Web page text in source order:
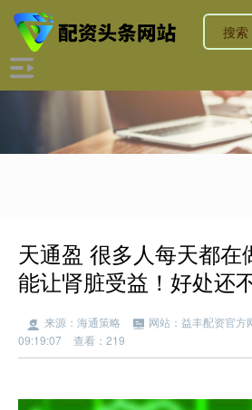
天通盈 很多人每天都在
能让肾脏受益！好处还
来源：海通策略 网站：益丰配资官方
09:19:07
查看：219